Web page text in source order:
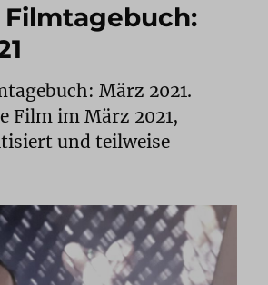
2021
Filmtagebuch:
März 2021.
Film im März 2021,
und teilweise